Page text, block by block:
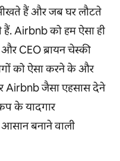
हैं और जब घर लौटते
Airbnb को हम ऐसा ही
CEO ब्रायन चेस्की
को ऐसा करने के और
Airbnb जैसा एहसास देने
के यादगार
बनाने वाली